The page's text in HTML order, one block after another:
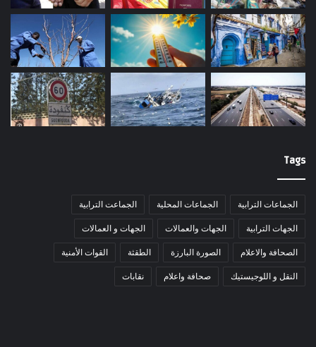
Tags
الجماعات الترابية الجماعات المحلية الجماعت الترابية
الجهات الترابية الجهات والعمالات الجهات و العمالات
الصحافة والاعلام الصورة البارزة الطقثة القوات الأمنية
النقل و اللوجيستيك صحافة واعلام نقابات